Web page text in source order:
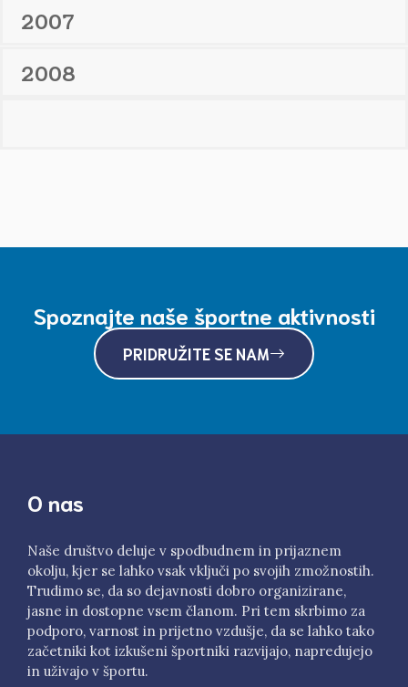
2007
2008
Spoznajte naše športne aktivnosti
PRIDRUŽITE SE NAM
O nas
Naše društvo deluje v spodbudnem in prijaznem
okolju, kjer se lahko vsak vključi po svojih zmožnostih.
Trudimo se, da so dejavnosti dobro organizirane,
jasne in dostopne vsem članom. Pri tem skrbimo za
podporo, varnost in prijetno vzdušje, da se lahko tako
začetniki kot izkušeni športniki razvijajo, napredujejo
in uživajo v športu.